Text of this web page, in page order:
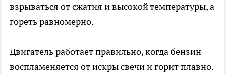
взрываться от сжатия и высокой температуры, а
гореть равномерно.
Двигатель работает правильно, когда бензин
воспламеняется от искры свечи и горит плавно.